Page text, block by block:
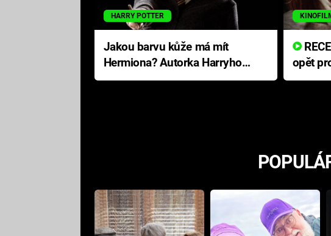
HARRY POTTER
Jakou barvu kůže má mít
Hermiona? Autorka Harryho
Pottera přišla s ráznou
RECENZE: Smrtelné zlo se
opět